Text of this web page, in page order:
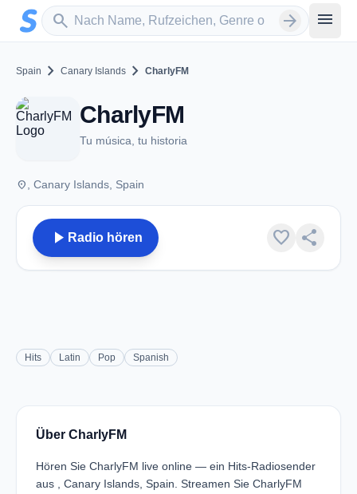
Zum Hauptinhalt springen
search
Sender suchen arrow_forward menu
Spain chevron_right Canary Islands chevron_right CharlyFM
CharlyFM
Tu música, tu historia
place , Canary Islands, Spain
play_arrow Radio hören favorite share
Hits Latin Pop Spanish
Über CharlyFM
Hören Sie CharlyFM live online — ein Hits-Radiosender
aus , Canary Islands, Spain. Streamen Sie CharlyFM